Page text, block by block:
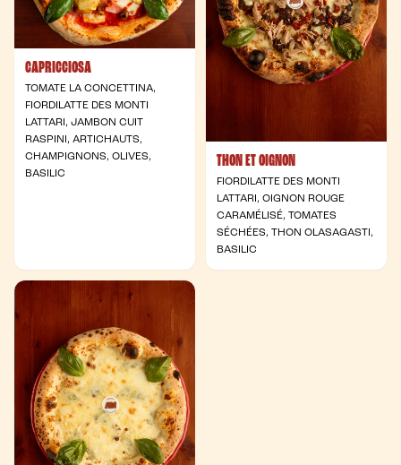
CAPRICCIOSA
TOMATE LA CONCETTINA,
FIORDILATTE DES MONTI
LATTARI, JAMBON CUIT
RASPINI, ARTICHAUTS,
CHAMPIGNONS, OLIVES,
BASILIC
THON ET OIGNON
FIORDILATTE DES MONTI
LATTARI, OIGNON ROUGE
CARAMÉLISÉ, TOMATES
SÉCHÉES, THON OLASAGASTI,
BASILIC